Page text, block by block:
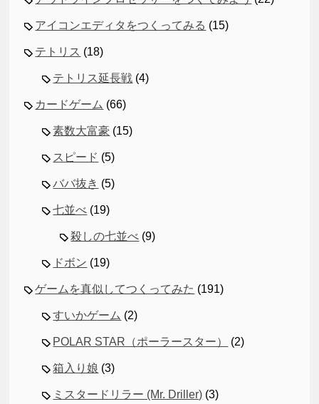
アイコンエディタをつくってみる (15)
テトリス (18)
テトリス延長戦 (4)
カードゲーム (66)
素数大富豪 (15)
スピード (5)
ババ抜き (5)
七並べ (19)
殺しの七並べ (9)
ドボン (19)
ゲームを真似してつくってみた (191)
すいかゲーム (2)
POLAR STAR（ポーラースター） (2)
箱入り娘 (3)
ミスタードリラー (Mr. Driller) (3)